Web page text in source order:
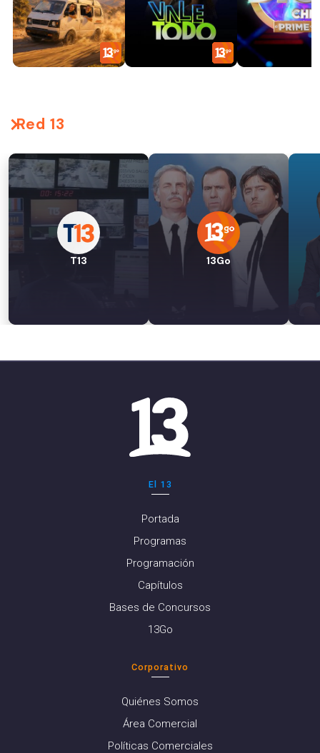
Red 13
T13 13Go
El 13
Portada
Programas
Programación
Capítulos
Bases de Concursos
13Go
Corporativo
Quiénes Somos
Área Comercial
Políticas Comerciales